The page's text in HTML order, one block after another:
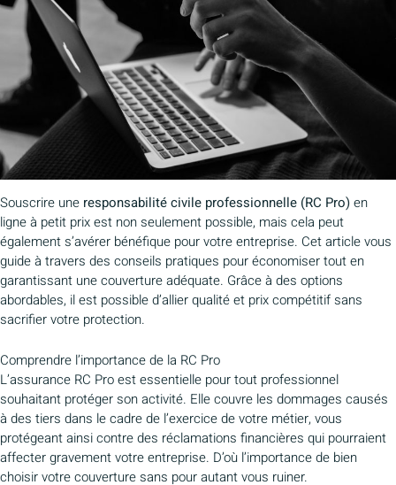
Souscrire une responsabilité civile professionnelle (RC Pro)en
ligne à petit prix est non seulement possible, mais cela peut
également s’avérer bénéfique pour votre entreprise. Cet article vous
guide à travers des conseils pratiques pour économiser tout en
garantissant une couverture adéquate. Grâce à des options
abordables, il est possible d’allier qualité et prix compétitif sans
sacrifier votre protection.
Comprendre l’importance de la RC Pro
L’assurance RC Pro est essentielle pour tout professionnel
souhaitant protéger son activité. Elle couvre les dommages causés
à des tiers dans le cadre de l’exercice de votre métier, vous
protégeant ainsi contre des réclamations financières qui pourraient
affecter gravement votre entreprise. D’où l’importance de bien
choisir votre couverture sans pour autant vous ruiner.